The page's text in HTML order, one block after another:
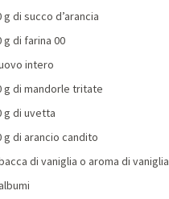
g di succo d’arancia
g di farina 00
intero
g di mandorle tritate
g di uvetta
g di arancio candito
di vaniglia o aroma di vaniglia